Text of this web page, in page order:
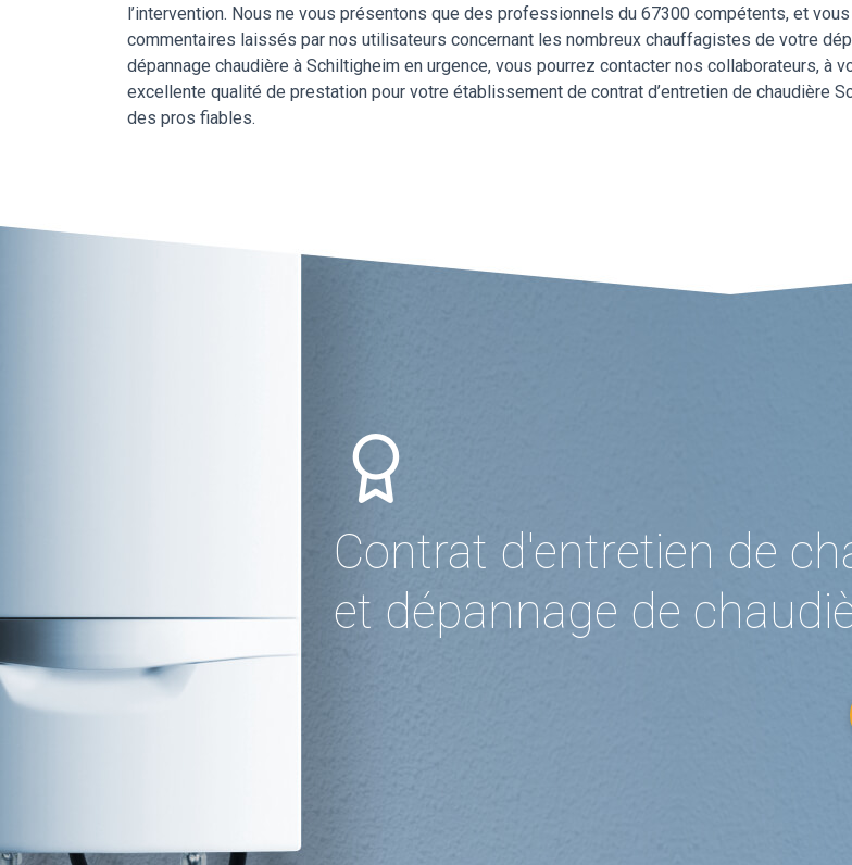
l’intervention. Nous ne vous présentons que des professionnels du 67300 compétents, et
commentaires laissés par nos utilisateurs concernant les nombreux chauffagistes de votre
dépannage chaudière à Schiltigheim en urgence, vous pourrez contacter nos collaborateurs, à
excellente qualité de prestation pour votre établissement de contrat d’entretien de chaudière
des pros fiables.
Contrat d'entretien de
et dépannage de